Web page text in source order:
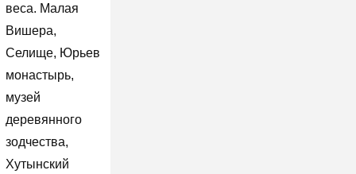
веса. Малая
Вишера,
Селище, Юрьев
монастырь,
музей
деревянного
зодчества,
Хутынский